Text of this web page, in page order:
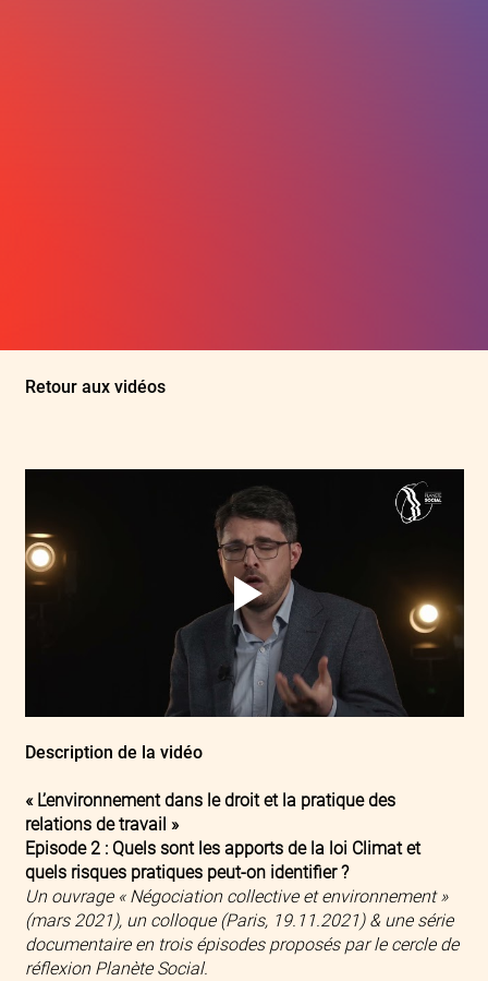
Retour aux vidéos
Description de la vidéo
« L’environnement dans le droit et la pratique des
relations de travail »
Episode 2 : Quels sont les apports de la loi Climat et
quels risques pratiques peut-on identifier ?
Un ouvrage « Négociation collective et environnement »
(mars 2021), un colloque (Paris, 19.11.2021) & une série
documentaire en trois épisodes proposés par le cercle de
réflexion Planète Social.